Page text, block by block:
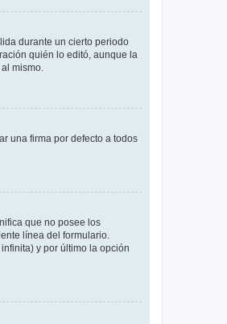
durante un cierto periodo
quién lo editó, aunque la
mismo.
una firma por defecto a todos
que no posee los
línea del formulario.
y por último la opción